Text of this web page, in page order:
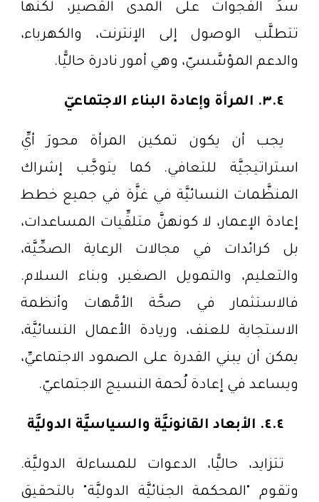
سدِّ الفجوات على المدى القصير، لكنَّها
تتطلَّب الوصول إلى الإنترنت، والكهرباء،
والدعم المؤسَّسيّ، وهي أمور نادرة حاليًّا.
٣.٤. المرأة وإعادة البناء الاجتماعيّ
يجب أن يكون تمكين المرأة محورَ أيِّ
استراتيجيَّة للتعافي. كما يتوجَّب إشراك
المنظَّمات النسائيَّة في غزَّة في جميع خطط
إعادة الإعمار، لا كونهنَّ متلقِّيات المساعدات،
بل كرائدات في مجالات الرعاية الصحِّيَّة،
والتعليم، والتمويل الصغير، وبناء السلام.
فالاستثمار في صحَّة الأمَّهات وأنظمة
الاستجابة للعنف، وريادة الأعمال النسائيَّة،
يمكن أن يبني القدرة على الصمود الاجتماعيِّ،
ويساعد في إعادة لُحمة النسيج الاجتماعيّ.
٤.٤. الأبعاد القانونيَّة والسياسيَّة الدوليَّة
تتزايد، حاليًّا، الدعوات للمساءلة الدوليَّة.
وتقوم "المحكمة الجنائيَّة الدوليَّة" بالتحقيق